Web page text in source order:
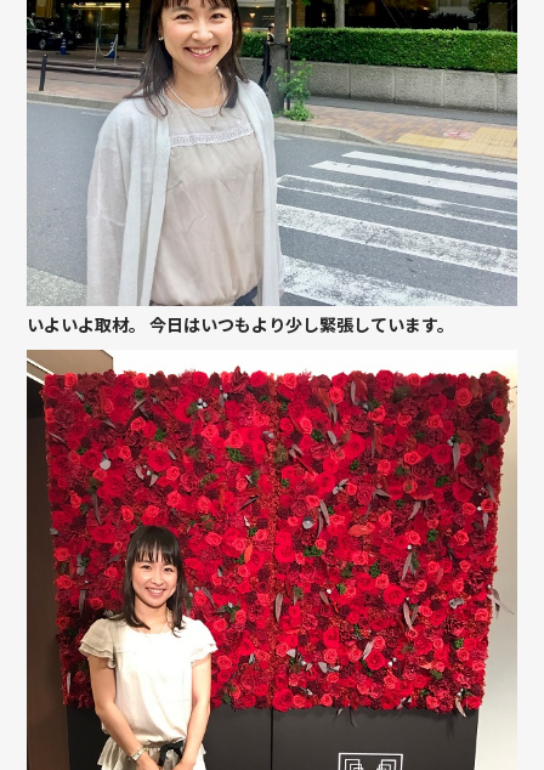
いよいよ取材。 今日はいつもより少し緊張しています。